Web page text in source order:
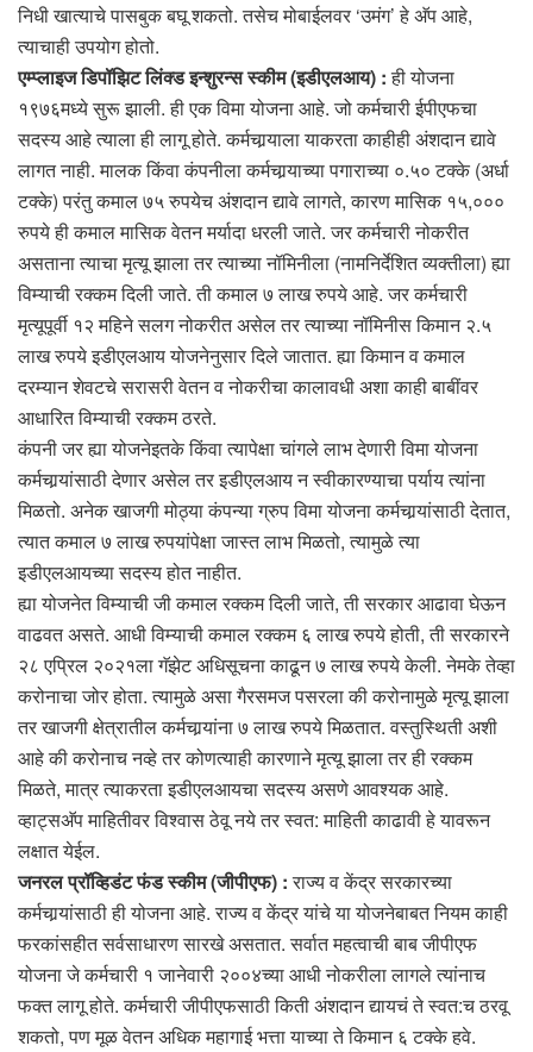
निधी खात्याचे पासबुक बघू शकतो. तसेच मोबाईलवर ‘उमंग’ हे अ‍ॅप आहे,
त्याचाही उपयोग होतो.
एम्प्लाइज डिपॉझिट लिंक्ड इन्शुरन्स स्कीम (इडीएलआय) :ही योजना
१९७६मध्ये सुरू झाली. ही एक विमा योजना आहे. जो कर्मचारी ईपीएफचा
सदस्य आहे त्याला ही लागू होते. कर्मचार्‍याला याकरता काहीही अंशदान द्यावे
लागत नाही. मालक किंवा कंपनीला कर्मचार्‍याच्या पगाराच्या ०.५० टक्के (अर्धा
टक्के) परंतु कमाल ७५ रुपयेच अंशदान द्यावे लागते, कारण मासिक १५,०००
रुपये ही कमाल मासिक वेतन मर्यादा धरली जाते. जर कर्मचारी नोकरीत
असताना त्याचा मृत्यू झाला तर त्याच्या नॉमिनीला (नामनिर्देशित व्यक्तीला) ह्या
विम्याची रक्कम दिली जाते. ती कमाल ७ लाख रुपये आहे. जर कर्मचारी
मृत्यूपूर्वी १२ महिने सलग नोकरीत असेल तर त्याच्या नॉमिनीस किमान २.५
लाख रुपये इडीएलआय योजनेनुसार दिले जातात. ह्या किमान व कमाल
दरम्यान शेवटचे सरासरी वेतन व नोकरीचा कालावधी अशा काही बाबींवर
आधारित विम्याची रक्कम ठरते.
कंपनी जर ह्या योजनेइतके किंवा त्यापेक्षा चांगले लाभ देणारी विमा योजना
कर्मचार्‍यांसाठी देणार असेल तर इडीएलआय न स्वीकारण्याचा पर्याय त्यांना
मिळतो. अनेक खाजगी मोठ्या कंपन्या ग्रुप विमा योजना कर्मचार्‍यांसाठी देतात,
त्यात कमाल ७ लाख रुपयांपेक्षा जास्त लाभ मिळतो, त्यामुळे त्या
इडीएलआयच्या सदस्य होत नाहीत.
ह्या योजनेत विम्याची जी कमाल रक्कम दिली जाते, ती सरकार आढावा घेऊन
वाढवत असते. आधी विम्याची कमाल रक्कम ६ लाख रुपये होती, ती सरकारने
२८ एप्रिल २०२१ला गॅझेट अधिसूचना काढून ७ लाख रुपये केली. नेमके तेव्हा
करोनाचा जोर होता. त्यामुळे असा गैरसमज पसरला की करोनामुळे मृत्यू झाला
तर खाजगी क्षेत्रातील कर्मचार्‍यांना ७ लाख रुपये मिळतात. वस्तुस्थिती अशी
आहे की करोनाच नव्हे तर कोणत्याही कारणाने मृत्यू झाला तर ही रक्कम
मिळते, मात्र त्याकरता इडीएलआयचा सदस्य असणे आवश्यक आहे.
व्हाट्सअ‍ॅप माहितीवर विश्वास ठेवू नये तर स्वत: माहिती काढावी हे यावरून
लक्षात येईल.
जनरल प्रॉव्हिडंट फंड स्कीम (जीपीएफ) :राज्य व केंद्र सरकारच्या
कर्मचार्‍यांसाठी ही योजना आहे. राज्य व केंद्र यांचे या योजनेबाबत नियम काही
फरकांसहीत सर्वसाधारण सारखे असतात. सर्वात महत्वाची बाब जीपीएफ
योजना जे कर्मचारी १ जानेवारी २००४च्या आधी नोकरीला लागले त्यांनाच
फक्त लागू होते. कर्मचारी जीपीएफसाठी किती अंशदान द्यायचं ते स्वत:च ठरवू
शकतो, पण मूळ वेतन अधिक महागाई भत्ता याच्या ते किमान ६ टक्के हवे.